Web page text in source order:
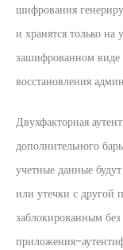
шифрования
и хранятся только на
зашифрованном виде
восстановления
Двухфакторная
дополнительного
учетные данные
или утечки с другой
заблокированным
приложения-